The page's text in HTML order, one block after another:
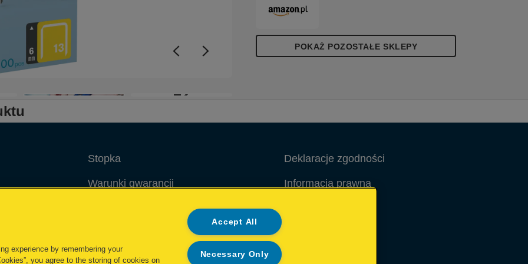
+2
POKAŻ POZOSTAŁE SKLEPY
Stopka
Warunki gwarancji
Zarządzaj moimi danymi
Deklaracje zgodności
Informacja prawna
experience by remembering your
you agree to the storing of cookies on
Accept All
Necessary Only